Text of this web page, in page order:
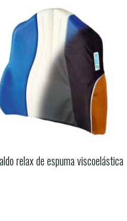
relax de espuma viscoelástica